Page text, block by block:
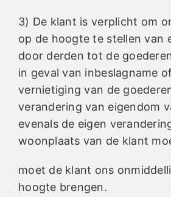
3) De klant is verplicht om
op de hoogte te stellen van
door derden tot de
in geval van inbeslagname
vernietiging van de
verandering van eigendom
evenals de eigen
woonplaats van de klant
moet de klant ons
hoogte brengen.